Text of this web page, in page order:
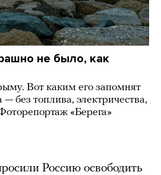
не было, как
Вот каким его запомнят
без топлива, электричества,
«Берега»
Россию освободить